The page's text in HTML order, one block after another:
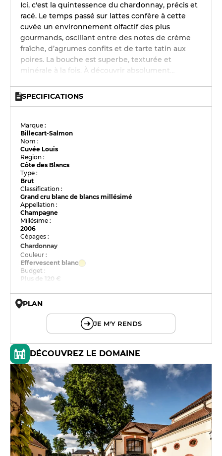
Ici, c'est la quintessence du chardonnay, précis et
racé. Le temps passé sur lattes confère à cette
cuvée un environnement olfactif des plus
gourmands, oscillant entre des notes de crème
fraîche, d’agrumes confits et de tarte tatin aux
poires. La bouche est superbe, texturée et
minérale à la fois. À découvrir absolument…
SPECIFICATIONS
Marque :
Billecart-Salmon
Nom :
Cuvée Louis
Region :
Côte des Blancs
Type :
Brut
Classification :
Grand cru blanc de blancs millésimé
Appellation :
Champagne
Millésime :
2006
Cépages :
Chardonnay
Couleur :
Effervescent blanc
Budget :
Plus de 120 €
PLAN
JE M'Y RENDS
DÉCOUVREZ LE DOMAINE